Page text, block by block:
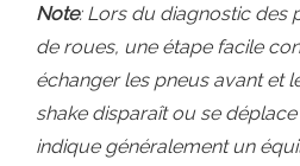
Note: Lors du diagnostic des
de roues, une étape facile
échanger les pneus avant et
shake disparaît ou se
indique généralement un